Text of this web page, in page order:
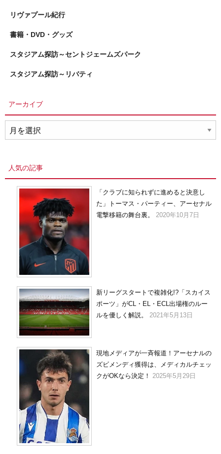
リヴァプール紀行
書籍・DVD・グッズ
スタジアム探訪～セントジェームズパーク
スタジアム探訪～リバティ
アーカイブ
ー
人気の記事
「クラブに知られずに進めると決意し
た」トーマス・パーティー、アーセナル
電撃移籍の舞台裏。
2020年10月7日
新リーグスタートで複雑化!?「スカイス
ポーツ」がCL・EL・ECL出場権のルー
ルを優しく解説。
2021年5月13日
現地メディアが一斉報道！アーセナルの
ズビメンディ獲得は、メディカルチェッ
クがOKなら決定！ 2025年5月29日